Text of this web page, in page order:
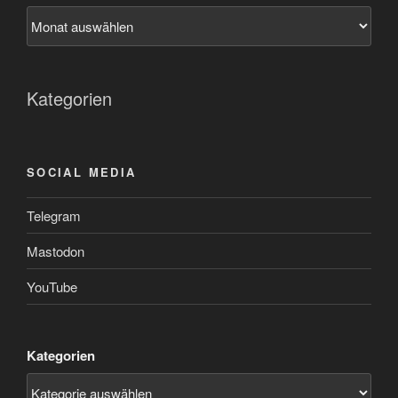
Kategorien
SOCIAL MEDIA
Telegram
Mastodon
YouTube
Kategorien